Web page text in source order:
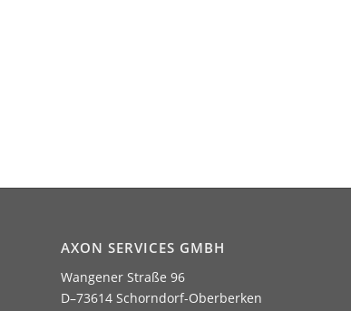
AXON SERVICES GMBH
Wangener Straße 96
D–73614 Schorndorf-Oberberken